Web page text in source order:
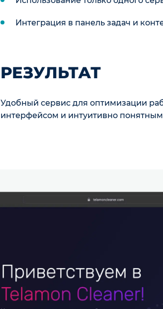
Интеграция в панель задач и
РЕЗУЛЬТАТ
Удобный сервис для оптимизации
интерфейсом и интуитивно